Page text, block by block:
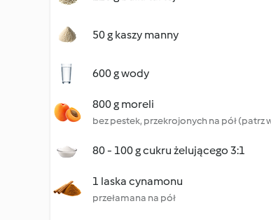
50 g kaszy manny
600 g wody
800 g moreli
bez pestek, przekrojonych na pół (patrz
80 - 100 g cukru żelującego 3:1
1 laska cynamonu
przełamana na pół